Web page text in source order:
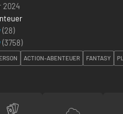
2024
(28)
(3758)
ACTION-ABENTEUER FANTASY